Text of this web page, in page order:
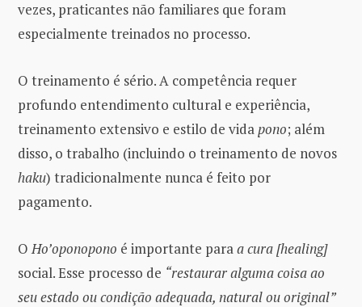
vezes, praticantes não familiares que foram
especialmente treinados no processo.
O treinamento é sério. A competência requer
profundo entendimento cultural e experiência,
treinamento extensivo e estilo de vidapono; além
disso, o trabalho (incluindo o treinamento de novos
haku) tradicionalmente nunca é feito por
pagamento.
OHo’oponopono é importante paraa cura [healing]
social. Esse processo de “restaurar alguma coisa ao
seu estado ou condição adequada, natural ou original”